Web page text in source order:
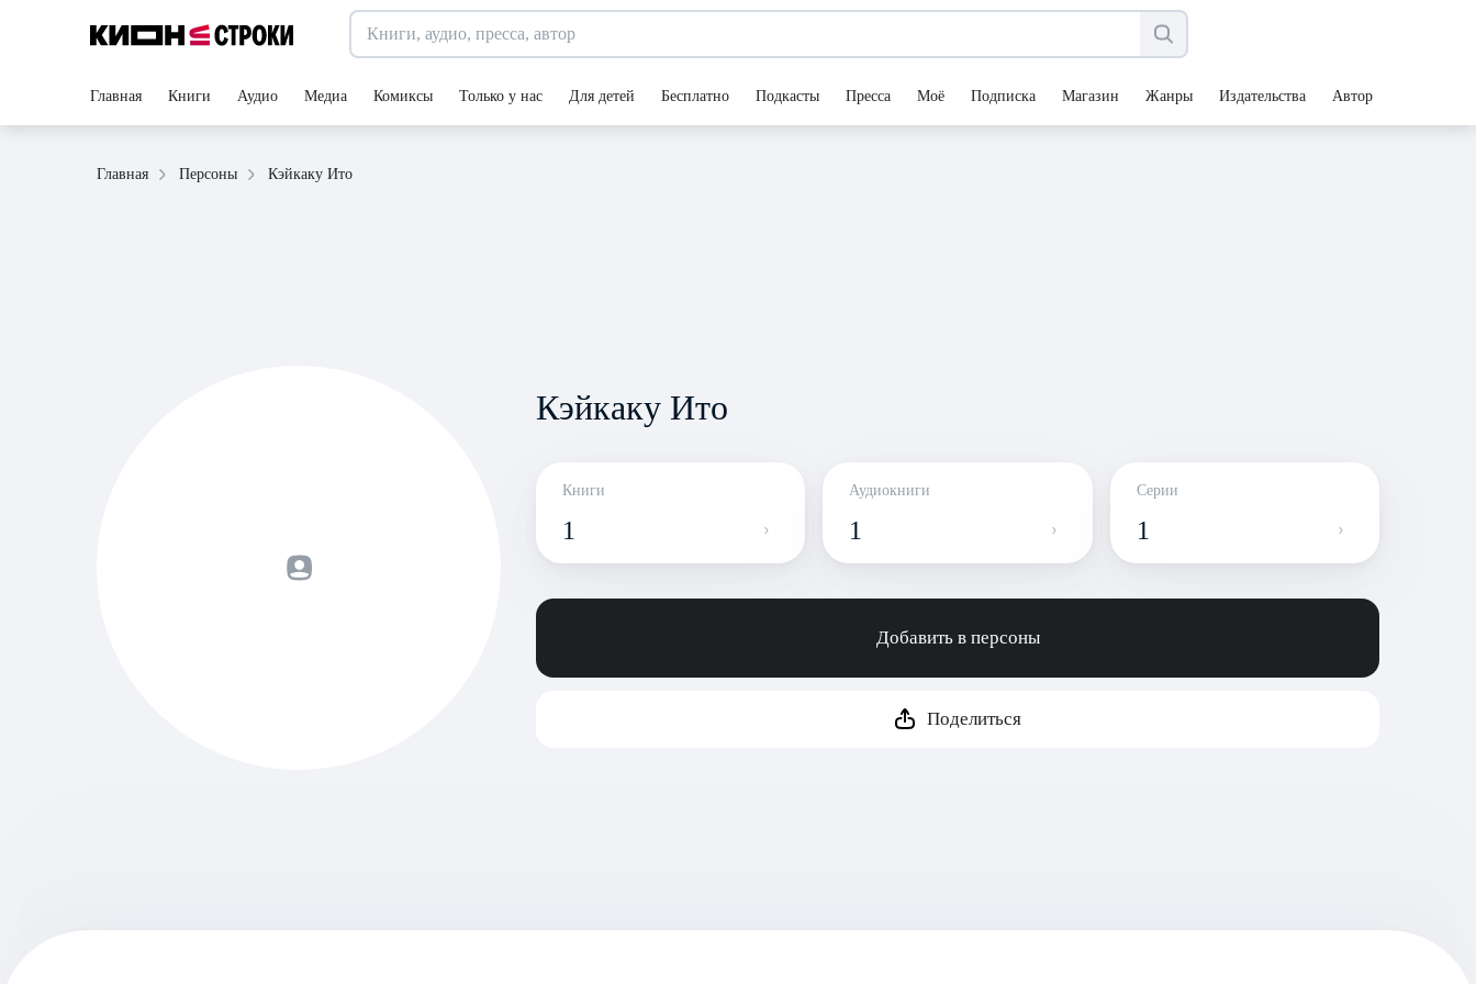
Главная Книги Аудио Медиа Комиксы Только у нас Для детей Бесплатно Подкасты Пресса Моё Подписка Магазин Жанры Издательства Авторы
Главная Персоны Кэйкаку Ито
Кэйкаку Ито
Книги
1
Аудиокниги
1
Серии
1
Добавить в персоны
Поделиться